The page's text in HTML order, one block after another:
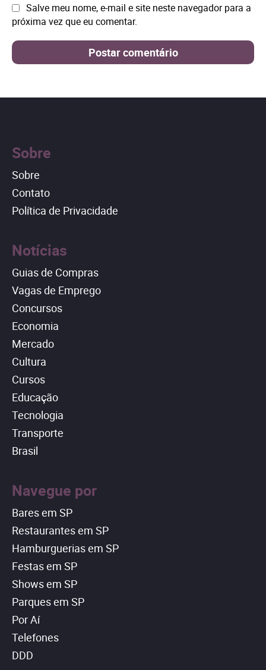
Site: Salve meu nome, e-mail e site neste navegador para a
próxima vez que eu comentar.
Sobre
Sobre
Contato
Política de Privacidade
Notícias
Guias de Compras
Vagas de Emprego
Concursos
Economia
Mercado
Cultura
Cursos
Educação
Tecnologia
Transporte
Brasil
Navegue por
Bares em SP
Restaurantes em SP
Hamburguerias em SP
Festas em SP
Shows em SP
Parques em SP
Por Aí
Telefones
DDD